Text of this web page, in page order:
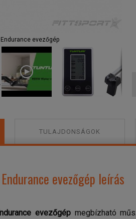
evezőgép
TULAJDONSÁGOK
evezőgép leírás
evezőgépmegbízható